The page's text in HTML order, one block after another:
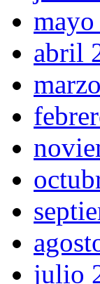
abril
julio